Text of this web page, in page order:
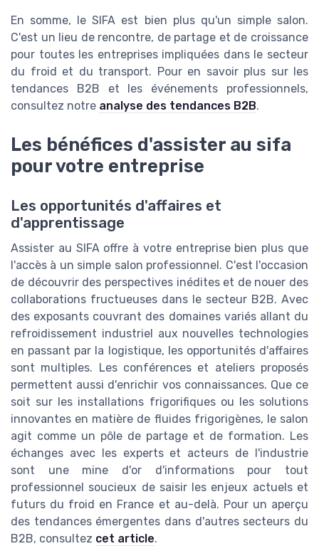
En somme, le SIFA est bien plus qu'un simple salon.
C'est un lieu de rencontre, de partage et de croissance
pour toutes les entreprises impliquées dans le secteur
du froid et du transport. Pour en savoir plus sur les
tendances B2B et les événements professionnels,
consultez notre analyse des tendances B2B.
Les bénéfices d'assister au sifa
pour votre entreprise
Les opportunités d'affaires et
d'apprentissage
Assister au SIFA offre à votre entreprise bien plus que
l'accès à un simple salon professionnel. C'est l'occasion
de découvrir des perspectives inédites et de nouer des
collaborations fructueuses dans le secteur B2B. Avec
des exposants couvrant des domaines variés allant du
refroidissement industriel aux nouvelles technologies
en passant par la logistique, les opportunités d'affaires
sont multiples. Les conférences et ateliers proposés
permettent aussi d'enrichir vos connaissances. Que ce
soit sur les installations frigorifiques ou les solutions
innovantes en matière de fluides frigorigènes, le salon
agit comme un pôle de partage et de formation. Les
échanges avec les experts et acteurs de l'industrie
sont une mine d'or d'informations pour tout
professionnel soucieux de saisir les enjeux actuels et
futurs du froid en France et au-delà. Pour un aperçu
des tendances émergentes dans d'autres secteurs du
B2B, consultez cet article.